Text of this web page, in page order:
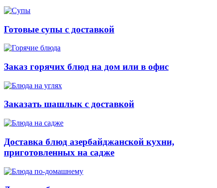
Готовые супы с доставкой
Заказ горячих блюд на дом или в офис
Заказать шашлык с доставкой
Доставка блюд азербайджанской кухни,
приготовленных на садже